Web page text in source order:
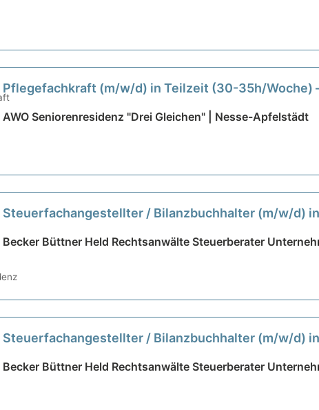
Pflegefachkraft (m/w/d) in Teilzeit (30-35h/Woche)
AWO Seniorenresidenz "Drei Gleichen" | Nesse-Apfelstädt
Steuerfachangestellter / Bilanzbuchhalter (m/w/d)
Becker Büttner Held Rechtsanwälte Steuerberater
Steuerfachangestellter / Bilanzbuchhalter (m/w/d)
Becker Büttner Held Rechtsanwälte Steuerberater